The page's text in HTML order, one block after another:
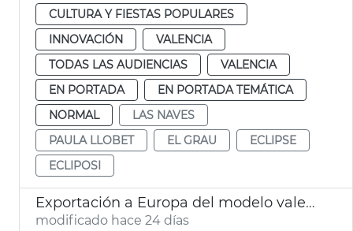
CULTURA Y FIESTAS POPULARES
INNOVACIÓN
VALENCIA
TODAS LAS AUDIENCIAS
VALENCIA
EN PORTADA
EN PORTADA TEMÁTICA
NORMAL
LAS NAVES
PAULA LLOBET
EL GRAU
ECLIPSE
ECLIPOSI
Exportación a Europa del modelo valenciano de turismo de congresos
modificado hace 24 días